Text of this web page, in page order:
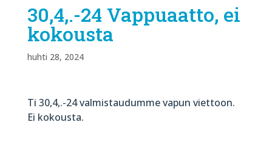
30,4,.-24 Vappuaatto, ei
kokousta
huhti 28, 2024
Ti 30,4,.-24 valmistaudumme vapun viettoon.
Ei kokousta.